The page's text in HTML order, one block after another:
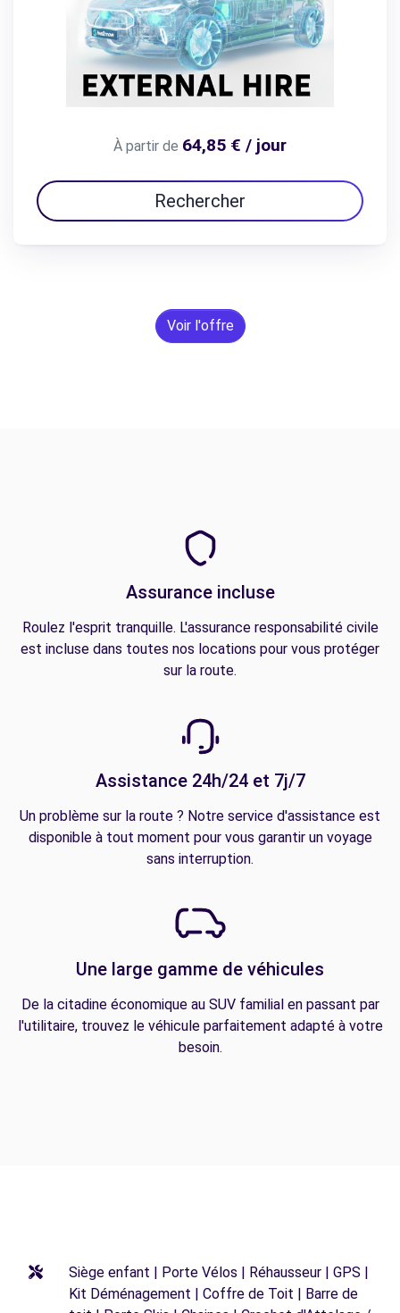
À partir de 64,85 € / jour
Rechercher
Voir l'offre
Assurance incluse
Roulez l'esprit tranquille. L'assurance responsabilité civile
est incluse dans toutes nos locations pour vous protéger
sur la route.
Assistance 24h/24 et 7j/7
Un problème sur la route ? Notre service d'assistance est
disponible à tout moment pour vous garantir un voyage
sans interruption.
Une large gamme de véhicules
De la citadine économique au SUV familial en passant par
l'utilitaire, trouvez le véhicule parfaitement adapté à votre
besoin.
Siège enfant | Porte Vélos | Réhausseur | GPS |
Kit Déménagement | Coffre de Toit | Barre de